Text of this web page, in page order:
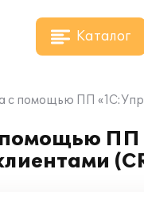
Каталог
с помощью ПП
ПП